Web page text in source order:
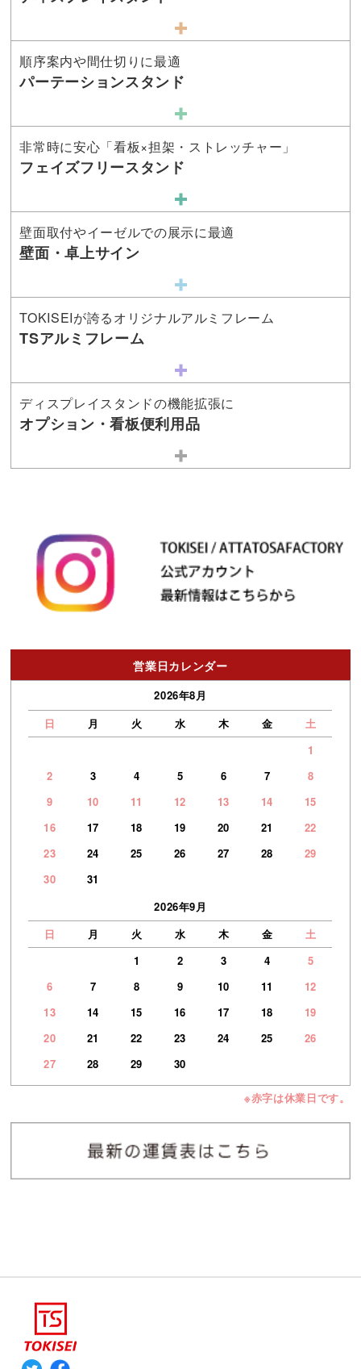
順序案内や間仕切りに最適
パーテーションスタンド
非常時に安心「看板×担架・ストレッチャー」
フェイズフリースタンド
壁面取付やイーゼルでの展示に最適
壁面・卓上サイン
TOKISEIが誇るオリジナルアルミフレーム
TSアルミフレーム
ディスプレイスタンドの機能拡張に
オプション・看板便利用品
営業日カレンダー
2026年8月
日
月 火 水 木 金
土
1
2
3 4 5 6 7
8
9
10 11 12 13 14
15
16
17 18 19 20 21
22
23
24 25 26 27 28
29
30
31
2026年9月
日
月 火 水 木 金
土
1
2 3 4
5
6
7 8 9 10 11
12
13
14 15 16 17 18
19
20
21 22 23 24 25
26
27
28 29 30
※赤字は休業日です。